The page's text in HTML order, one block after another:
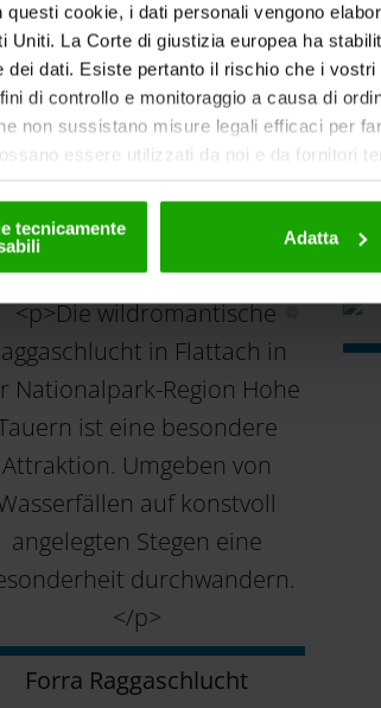
cookie, i dati personali vengono
Uniti. La Corte di giustizia europea ha
dei dati. Esiste pertanto il rischio che i
di controllo e monitoraggio a causa di
non sussistano misure legali efficaci per
essere utilizzati da noi e da fornitori
tecnicamente
Adatta
Scorri verso il
Scorri verso il
mete turistiche
Forra Raggaschlucht